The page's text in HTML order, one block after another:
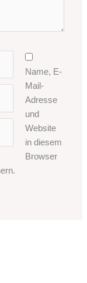
Name, E-
Mail-
Adresse
und
Website
in diesem
Browser